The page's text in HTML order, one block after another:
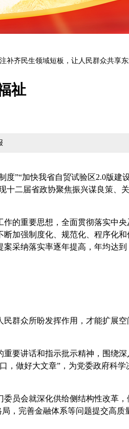
补齐民生领域短板，让人民群众共享
祉
”“加快我省自贸试验区2.0版建
十二届省政协聚焦振兴谋良策、
的重要思想，全面贯彻落实中央
加强制度化、规范化、程序化和
案采纳落实率逐年提高，年均达到
群众所盼发挥作用，才能扩展空
要讲话和指示批示精神，围绕深
，做好大文章”，为党委政府科学
员会就深化供给侧结构性改革，
，完善金融体系等问题提交高质